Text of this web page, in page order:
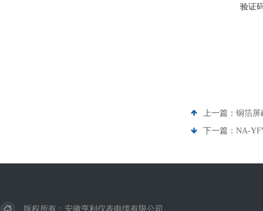
验证
上一篇： 铜箔屏
下一篇： NA-
版权所有：安徽亨利仪表电缆有限公司